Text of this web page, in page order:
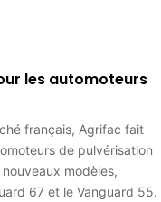
les automoteurs
français, Agrifac fait
de pulvérisation
modèles,
67 et le Vanguard 55.